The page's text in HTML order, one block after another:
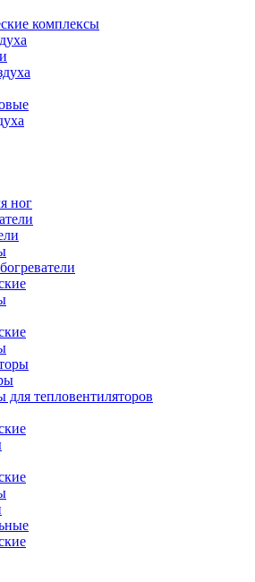
комплексы
ног
для тепловентиляторов